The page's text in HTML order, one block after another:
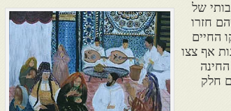
של
חזרו
החיים
אף צצו
חלק